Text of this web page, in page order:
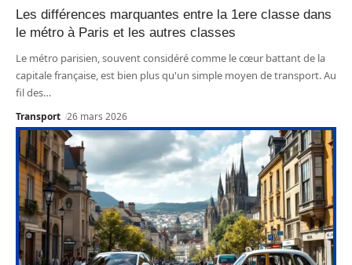
Les différences marquantes entre la 1ere classe dans
le métro à Paris et les autres classes
Le métro parisien, souvent considéré comme le cœur battant de la
capitale française, est bien plus qu'un simple moyen de transport. Au
fil des…
Transport 26 mars 2026